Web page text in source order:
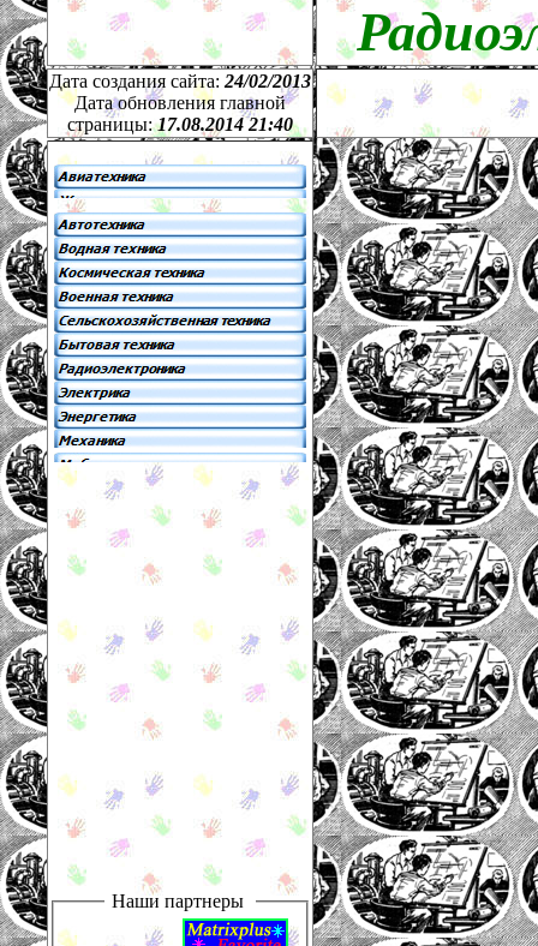
Дата создания сайта: 24/02/2013
Дата обновления главной
страницы:17.08.2014 21:40
Наши партнеры